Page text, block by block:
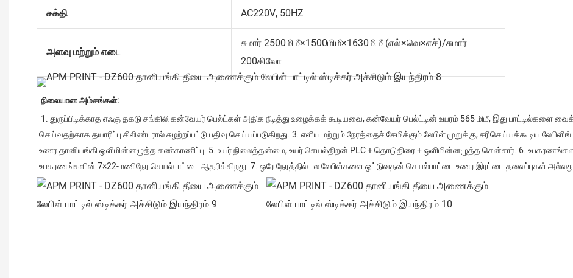
சக்தி AC220V, 50HZ
அளவு மற்றும் எடை
சுமார் 2500மிமீ×1500மிமீ×1630மிமீ (எல்×வெ×எச்)/சுமார்
200கிலோ
நிலையான அம்சங்கள்:
செய்வதற்காக தயாரிப்பு சிலிண்டரால் சுழற்றப்பட்டு பதிவு செய்யப்படுகிறது. 3. எளிய மற்றும் நேரத்தைச் சேமிக்கும் லேபிள் முறுக்கு, சரிசெய்யக்கூடிய
உணர தானியங்கி ஒளிமின்னழுத்த கண்காணிப்பு. 5. உயர் நிலைத்தன்மை, உயர் செயல்திறன் PLC + தொடுதிரை + ஒளிமின்னழுத்த சென்சார். 6.
உபகரணங்களின் 7×22-மணிநேர செயல்பாட்டை ஆதரிக்கிறது. 7. ஒரே நேரத்தில் பல லேபிள்களை ஒட்டுவதன் செயல்பாட்டை உணர இரட்டை தலைப்புகள்